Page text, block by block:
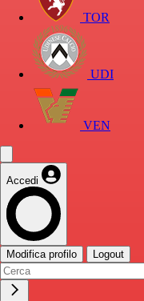
TOR
UDI
VEN
Accedi
Modifica profilo Logout